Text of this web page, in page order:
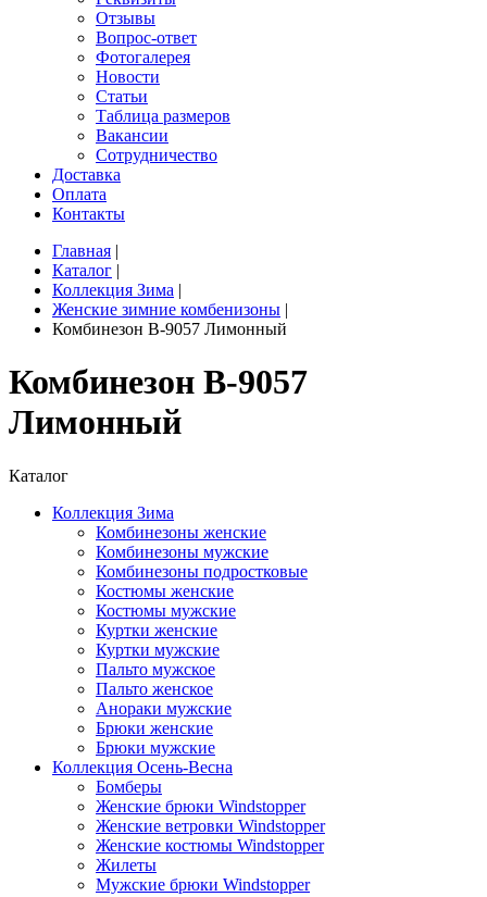
Отзывы
Вопрос-ответ
Фотогалерея
Новости
Статьи
Таблица размеров
Вакансии
Сотрудничество
Доставка
Оплата
Контакты
Главная |
Каталог |
Коллекция Зима |
Женские зимние комбенизоны |
Комбинезон B-9057 Лимонный
Комбинезон B-9057
Лимонный
Каталог
Коллекция Зима
Комбинезоны женские
Комбинезоны мужские
Комбинезоны подростковые
Костюмы женские
Костюмы мужские
Куртки женские
Куртки мужские
Пальто мужское
Пальто женское
Анораки мужские
Брюки женские
Брюки мужские
Коллекция Осень-Весна
Бомберы
Женские брюки Windstopper
Женские ветровки Windstopper
Женские костюмы Windstopper
Жилеты
Мужские брюки Windstopper